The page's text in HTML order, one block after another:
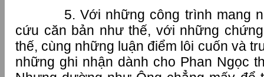
5. Với những công trình mang
cứu căn bản như thế, với những
thế, cùng những luận điểm lôi cuốn và
những ghi nhận dành cho Phan Ngọc